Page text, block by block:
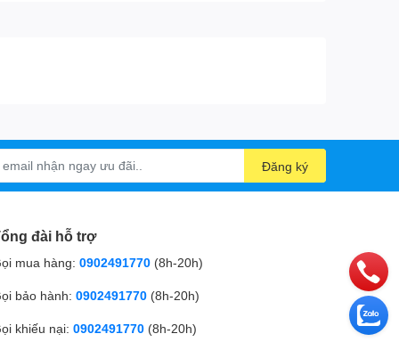
Đăng ký
đài hỗ trợ
mua hàng: 0902491770 (8h-20h)
bảo hành: 0902491770 (8h-20h)
khiếu nại: 0902491770 (8h-20h)